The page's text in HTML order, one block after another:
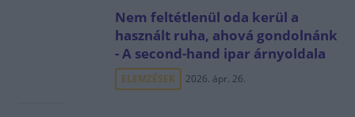
Nem feltétlenül oda kerül a
használt ruha, ahová gondolnánk
- A second-hand ipar árnyoldala
ELEMZÉSEK 2026. ápr. 26.